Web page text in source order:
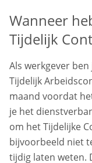
Wanneer
Tijdelijk
Als werkgever
Tijdelijk
maand voordat
je het
om het Tijdelijke
bijvoorbeeld niet
tijdig laten weten.